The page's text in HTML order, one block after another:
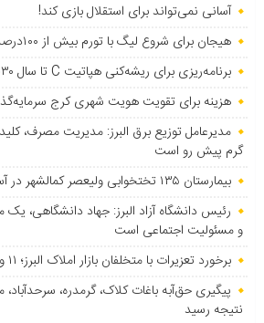
آسانی نمی‌تواند برای استقلال بازی کند!
هیجان برای شروع لیگ با تورم بیش از ۱۰۰درصد!
برنامه‌ریزی برای ریشه‌کنی هپاتیت C تا سال ۲۰۳۰
هزینه برای تقویت هویت شهری کرج
مدیرعامل توزیع برق البرز: مدیریت مصرف،
گرم پیش رو است
بیمارستان ۱۳۵ تختخوابی ولیعصر کمالشهر در آستانه بهره‌برداری کامل
رئیس دانشگاه آزاد البرز: جهاد دانشگاهی،
و مسئولیت اجتماعی است
برخورد تعزیرات با متخلفان بازار املاک البرز؛ ۱۱ واحد پلمب شد
پیگیری حق‌آبه باغات کلاک، گرمدره،
نتیجه رسید